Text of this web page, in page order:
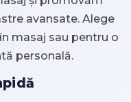
avansate. Alege
masaj sau pentru o
personală.